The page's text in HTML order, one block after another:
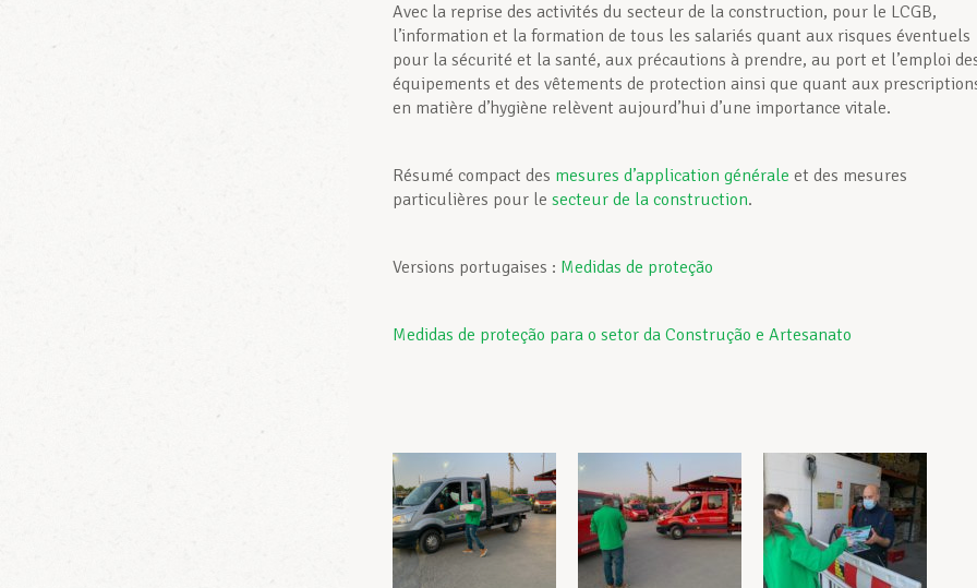
Avec la reprise des activités du secteur de la construction, pour le LCGB,
l’information et la formation de tous les salariés quant aux risques éventuels
pour la sécurité et la santé, aux précautions à prendre, au port et l’emploi
équipements et des vêtements de protection ainsi que quant aux
en matière d’hygiène relèvent aujourd’hui d’une importance vitale.
Résumé compact des mesures d’application générale et des mesures
particulières pour le secteur de la construction.
Versions portugaises : Medidas de proteção
Medidas de proteção para o setor da Construção e Artesanato